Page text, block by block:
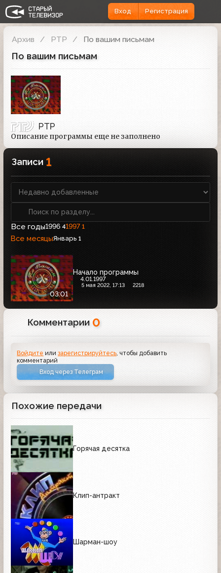
Вход Регистрация
Архив РТР По вашим письмам
По вашим письмам
РТР
Описание программы еще не заполнено
Записи 1
Все годы1996 41997 1
Все месяцыЯнварь 1
03:01
Начало программы
4.01.1997
5 мая 2022, 17:13 2218
Комментарии 0
Войдите илизарегистрируйтесь , чтобы добавить
комментарий
Вход через Телеграм
Похожие передачи
Горячая десятка
Клип-антракт
Шарман-шоу